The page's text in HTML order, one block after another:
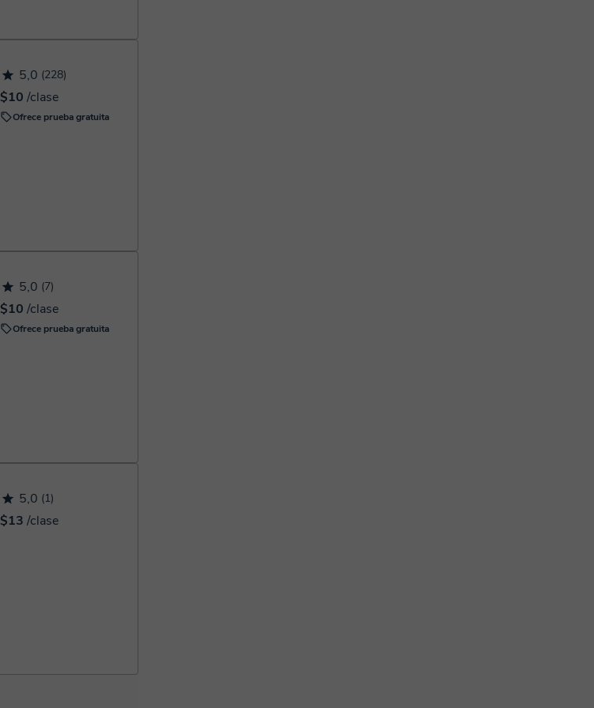
5,0 (228)
$10 /clase
Ofrece prueba gratuita
5,0 (7)
$10 /clase
Ofrece prueba gratuita
5,0 (1)
$13 /clase